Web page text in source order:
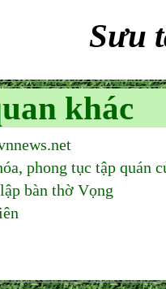
Sưu
khác
phong tục tập quán
bàn thờ Vọng